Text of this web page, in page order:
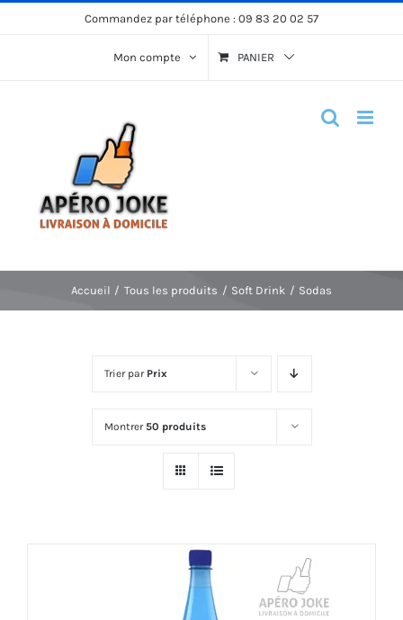
Commandez par téléphone : 09 83 20 02 57
Mon compte PANIER
Accueil Tous les produits Soft Drink Sodas
Trier par Prix
Montrer50 produits